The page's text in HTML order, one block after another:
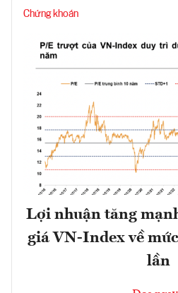
Chứng khoán
Lợi nhuận tăng
giá VN-Index về
lần